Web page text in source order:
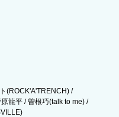
(ROCK'A'TRENCH) /
龍平 / 曽根巧(talk to me) /